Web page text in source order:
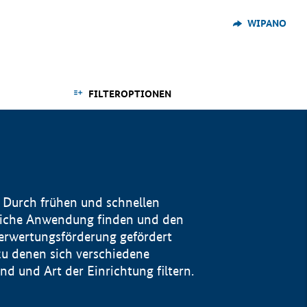
WIPANO
FILTEROPTIONEN
frühen und schnellen
Anwendung finden und den
gefördert
denen sich verschiedene
und Art der Einrichtung filtern.